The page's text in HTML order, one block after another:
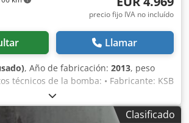
precio fijo IVA no incluído
Llamar
, Año de fabricación: 2013, peso
técnicos de la bomba: • Fabricante: KSB
65 / 45-1 • Caudal: Q = 45 m³/h • Altura
182,19 m • Año de fabricación: 2013 •
(visualmente DN150 – segúnClasificado